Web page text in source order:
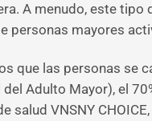
A menudo, este
personas mayores
que las personas se
Adulto Mayor), el
salud VNSNY